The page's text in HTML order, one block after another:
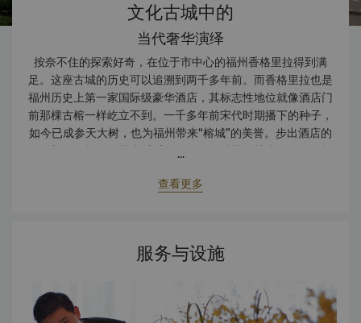
文化古城中的
当代奢华演绎
按奈不住的探索好奇，在位于市中心的福州香格里拉得到满
足。这座古城的历史可以追溯到两千多年前。而香格里拉也是
福州历史上第一家国际级豪华酒店，其标志性地位就像酒店门
前那棵古榕一样屹立不到。一千多年前宋代时期播下的种子，
如今已成参天大树，也为福州带来“榕城”的美誉。步出酒店的
那一刻，便能听到鼓山呼呼作响。下雨时节，鼓山在强风吹打
下天然的足底治疗效果。累了，就到福州著名的温泉好好犒赏
圈），地理位置优越，距五一广场仅举步之遥，可步行至拥
车站约15分钟。回到酒店后，享用舒缓的按摩就是一大享受。
放松身心后，晚饭时间将至。酒店同时拥有多家当地著名餐
...
查看更多
服务与设施